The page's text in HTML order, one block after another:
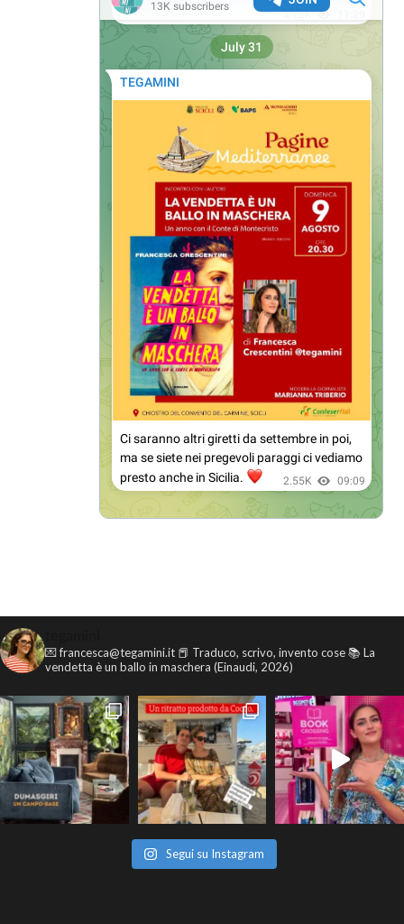
💌 francesca@tegamini.it 📕 Traduco, scrivo, invento cose📚 La
vendetta è un ballo in maschera (Einaudi, 2026)
Segui su Instagram